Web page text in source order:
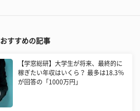
おすすめの記事
【学窓総研】大学生が将来、最終的に
稼ぎたい年収はいくら？ 最多は18.3％
が回答の「1000万円」